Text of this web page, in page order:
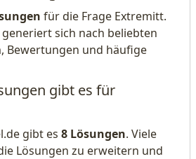
für die Frage Extremitt.
sich nach beliebten
Bewertungen und häufige
gibt es für
gibt es 8 Lösungen. Viele
Lösungen zu erweitern und